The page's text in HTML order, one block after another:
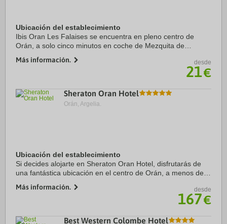
Ubicación del establecimiento
Ibis Oran Les Falaises se encuentra en pleno centro de
Orán, a solo cinco minutos en coche de Mezquita de
Además, este hotel se encuentra a 4,2 km de ...
Más información. desde
21€
Sheraton Oran Hotel
Orán, Argelia.
Ubicación del establecimiento
Si decides alojarte en Sheraton Oran Hotel, disfrutarás de
una fantástica ubicación en el centro de Orán, a menos de
y Catedral del Sagrado Corazón. ...
Más información. desde
167€
Best Western Colombe Hotel